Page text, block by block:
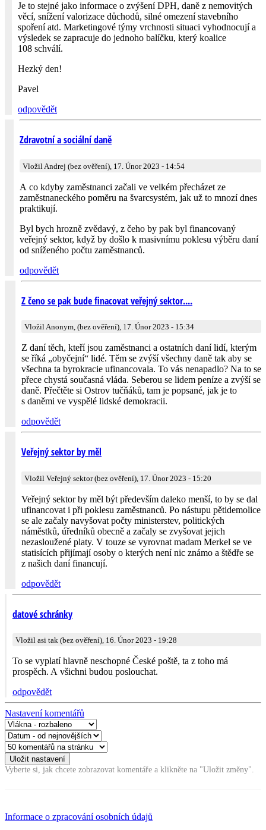
Je to stejné jako informace o zvýšení DPH, daně z nemovitých
věcí, snížení valorizace důchodů, silné omezení stavebního
spoření atd. Marketingové týmy vrchnosti situaci vyhodnocují a
výsledek se zapracuje do jednoho balíčku, který koalice
108 schválí.
Hezký den!
Pavel
odpovědět
Zdravotní a sociální daně
Vložil Andrej (bez ověření), 17. Únor 2023 - 14:54
A co kdyby zaměstnanci začali ve velkém přecházet ze
zaměstnaneckého poměru na švarcsystém, jak už to mnozí dnes
praktikují.
Byl bych hrozně zvědavý, z čeho by pak byl financovaný
veřejný sektor, když by došlo k masivnímu poklesu výběru daní
od sníženého počtu zaměstnanců.
odpovědět
Z čeno se pak bude finacovat veřejný sektor....
Vložil Anonym, (bez ověření), 17. Únor 2023 - 15:34
Z daní těch, kteří jsou zaměstnanci a ostatních daní lidí, kterým
se říká „obyčejní“ lidé. Těm se zvýší všechny daně tak aby se
všechna ta byrokracie ufinancovala. To vás nenapadlo? Na to se
přece chystá současná vláda. Seberou se lidem peníze a zvýší se
daně. Přečtěte si Ostrov tučňáků, tam je popsané, jak je to
s daněmi ve vyspělé lidské demokracii.
odpovědět
Veřejný sektor by měl
Vložil Veřejný sektor (bez ověření), 17. Únor 2023 - 15:20
Veřejný sektor by měl být především daleko menší, to by se dal
ufinancovat i při poklesu zaměstnanců. Po nástupu pětidemolice
se ale začaly navyšovat počty ministerstev, politických
náměstků, úředníků obecně a začaly se zvyšovat jejich
nezasloužené platy. V touze se vyrovnat madam Merkel se ve
statisících přijímají osoby o kterých není nic známo a štědře se
z našich daní financují.
odpovědět
datové schránky
Vložil asi tak (bez ověření), 16. Únor 2023 - 19:28
To se vyplatí hlavně neschopné České poště, ta z toho má
prospěch. A všichni budou poslouchat.
odpovědět
Nastavení komentářů
Vyberte si, jak chcete zobrazovat komentáře a klikněte na "Uložit změny".
Informace o zpracování osobních údajů